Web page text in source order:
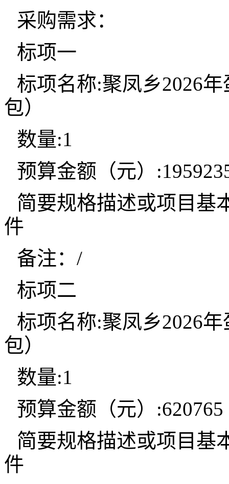
采购需求：
标项一
标项名称:聚凤乡2026
包）
数量:1
预算金额（元）
简要规格描述或项目基
件
备注：/
标项二
标项名称:聚凤乡2026
包）
数量:1
预算金额（元）:620765
简要规格描述或项目基
件